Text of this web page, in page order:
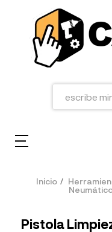
Inicio
Pistola